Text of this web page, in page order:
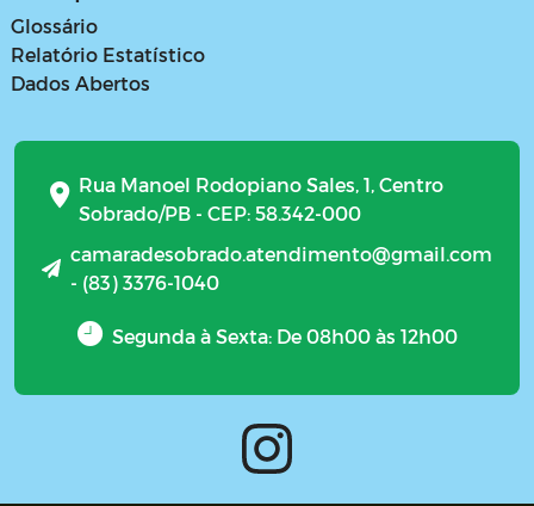
Glossário
Relatório Estatístico
Dados Abertos
Rua Manoel Rodopiano Sales, 1, Centro
Sobrado/PB - CEP: 58.342-000
camaradesobrado.atendimento@gmail.com
- (83) 3376-1040
Segunda à Sexta: De 08h00 às 12h00